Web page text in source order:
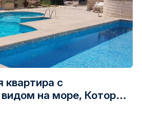
квартира с
на море, Котор,